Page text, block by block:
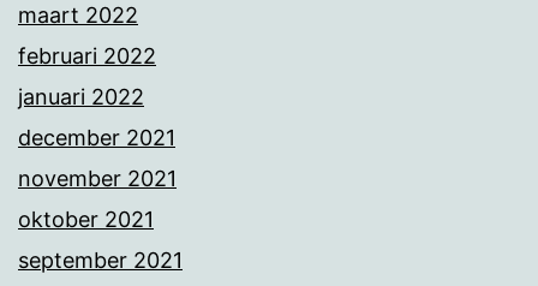
maart 2022
februari 2022
januari 2022
december 2021
november 2021
oktober 2021
september 2021